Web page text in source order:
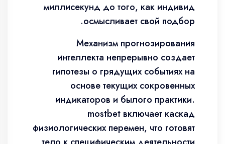
миллисекунд до того, как индивид
осмысливает свой подбор.
Механизм прогнозирования
интеллекта непрерывно создает
гипотезы о грядущих событиях на
основе текущих сокровенных
индикаторов и былого практики.
mostbet включает каскад
физиологических перемен, что готовят